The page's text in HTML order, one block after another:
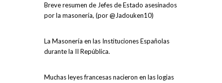
Breve resumen de Jefes de Estado asesinados
por la masonería, (por @Jadouken10)
La Masonería en las Instituciones Españolas
durante la II República.
Muchas leyes francesas nacieron en las logias